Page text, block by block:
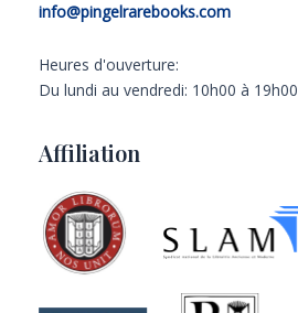
info@pingelrarebooks.com
Heures d'ouverture:
Du lundi au vendredi: 10h00 à 19h00
Affiliation